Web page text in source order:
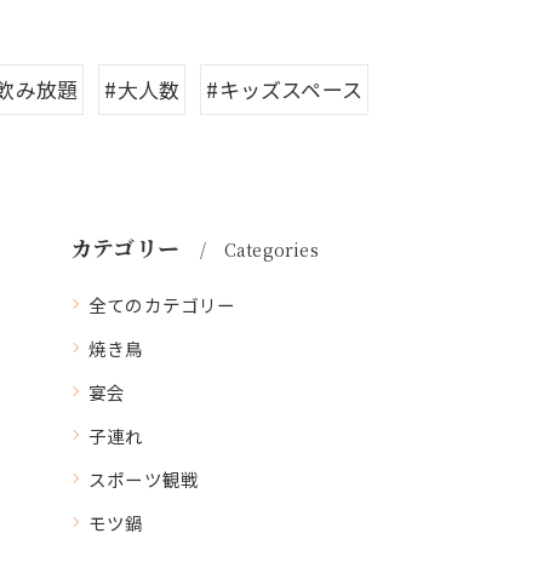
み放題 #大人数
#キッズスペース
カテゴリー Categories
全てのカテゴリー
焼き鳥
宴会
子連れ
スポーツ観戦
モツ鍋